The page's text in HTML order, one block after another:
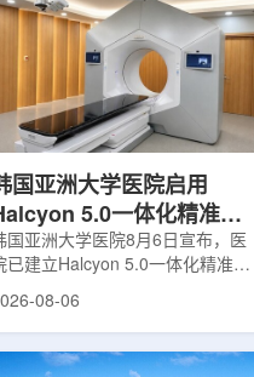
国亚洲大学医院启用
5.0一体化精准放
治疗方案
国亚洲大学医院8月6日宣布，医
已建立Halcyon 5.0一体化精准放
治疗解决方案，并开始全面用于患
实时运动管理整合到同一治疗流程
08-06